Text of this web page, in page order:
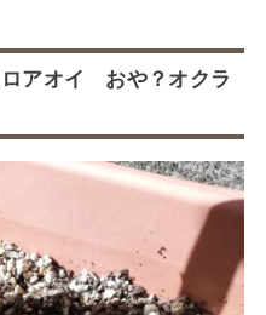
ロアオイ おや？オクラ